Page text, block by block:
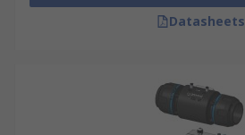
Datasheets